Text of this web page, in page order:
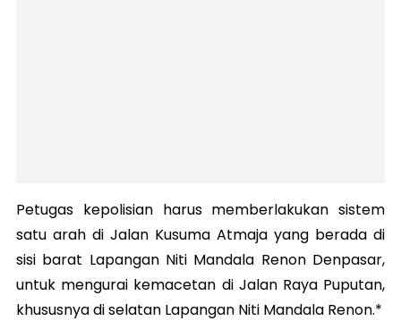
Petugas kepolisian harus memberlakukan sistem
satu arah di Jalan Kusuma Atmaja yang berada di
sisi barat Lapangan Niti Mandala Renon Denpasar,
untuk mengurai kemacetan di Jalan Raya Puputan,
khususnya di selatan Lapangan Niti Mandala Renon.*